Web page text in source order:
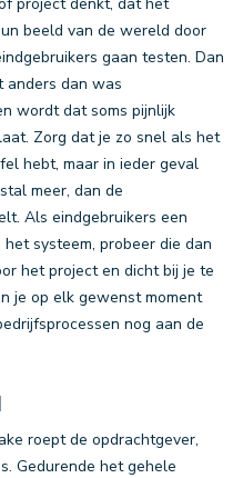
beeld van de wereld door
gaan testen. Dan
anders dan was
wordt dat soms pijnlijk
Zorg dat je zo snel als het
hebt, maar in ieder geval
meer, dan de
Als eindgebruikers een
systeem, probeer die dan
het project en dicht bij je te
je op elk gewenst moment
nog aan de
roept de opdrachtgever,
Gedurende het gehele